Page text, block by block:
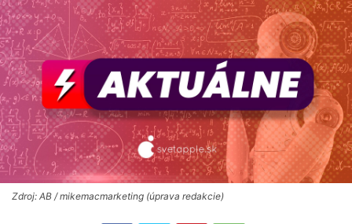
Zdroj: AB / mikemacmarketing (úprava redakcie)